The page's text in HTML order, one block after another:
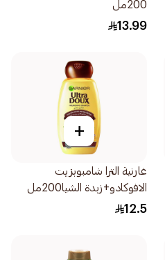
200مل
13.99
+
غارنية الترا شامبوبزيت
الافوكادو+زبدة الشيا200مل
12.5